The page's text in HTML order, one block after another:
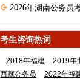
2026年湖南公务员
考生咨询热词
2018年福建 2019年
西藏公务员
2022年福